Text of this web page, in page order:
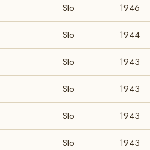
Sto 1946
Sto 1944
Sto 1943
Sto 1943
Sto 1943
Sto 1943